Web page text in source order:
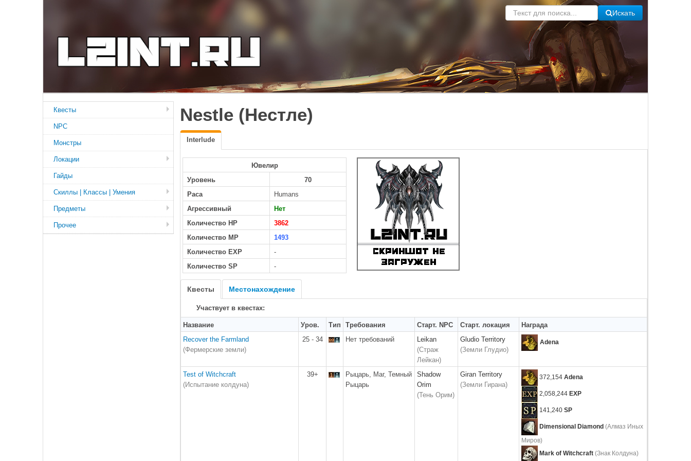
Искать
Nestle (Нестле)
Interlude
Ювелир
Уровень
70
Раса
Humans
Агрессивный
Нет
Количество HP
3862
Количество MP
1493
Количество EXP
-
Количество SP
-
Квесты Местонахождение
Участвует в квестах:
Название Уров. Тип Требования Старт. NPC Старт. локация
Награда
Recover the Farmland
(Фермерские земли)
25 - 34 Нет требований
Leikan
(Страж
Лейкан)
Gludio Territory
(Земли Глудио)
Adena
Test of Witchcraft
(Испытание колдуна)
39+
Рыцарь, Маг, Темный
Рыцарь
Shadow
Orim
(Тень Орим)
Giran Territory
(Земли Гирана)
372,154 Adena
2,058,244 EXP
141,240 SP
Dimensional Diamond (Алмаз Иных
Миров)
Mark of Witchcraft (Знак Колдуна)
Квесты
NPC
Монстры
Локации
Гайды
Скиллы | Классы | Умения
Предметы
Прочее